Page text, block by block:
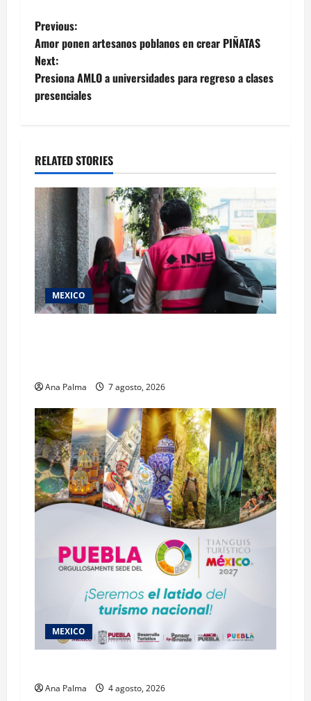
Post
navigation
Previous:
Amor ponen artesanos poblanos en crear PIÑATAS
Next:
Presiona AMLO a universidades para regreso a clases
presenciales
RELATED STORIES
MEXICO
Ana Palma 7 agosto, 2026
MEXICO
Ana Palma 4 agosto, 2026
MEXICO